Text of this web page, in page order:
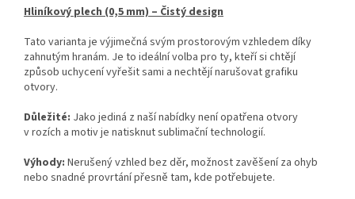
Hliníkový plech (0,5 mm) – Čistý design
Tato varianta je výjimečná svým prostorovým vzhledem díky
zahnutým hranám. Je to ideální volba pro ty, kteří si chtějí
způsob uchycení vyřešit sami a nechtějí narušovat grafiku
otvory.
Důležité: Jako jediná z naší nabídky není opatřena otvory
v rozích a motiv je natisknut sublimační technologií.
Výhody: Nerušený vzhled bez děr, možnost zavěšení za ohyb
nebo snadné provrtání přesně tam, kde potřebujete.